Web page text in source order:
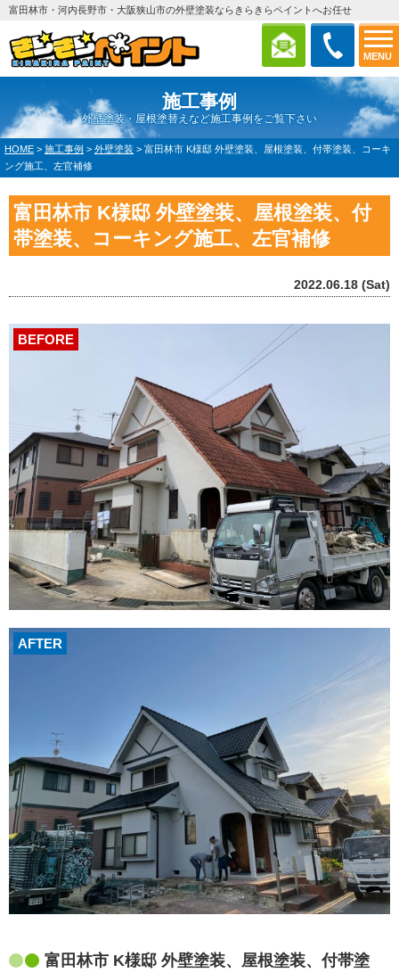
MENU
富田林市・河内長野市・大阪狭山市の外壁塗装ならきらきらペイントへお任せ
施工事例
外壁塗装・屋根塗替えなど施工事例をご覧下さい
HOME > 施工事例 > 外壁塗装 > 富田林市 K様邸 外壁塗装、屋根塗装、付帯塗装、コーキ
ング施工、左官補修
富田林市 K様邸 外壁塗装、屋根塗装、付
帯塗装、コーキング施工、左官補修
2022.06.18 (Sat)
AFTER
BEFORE
富田林市 K様邸 外壁塗装、屋根塗装、付帯塗